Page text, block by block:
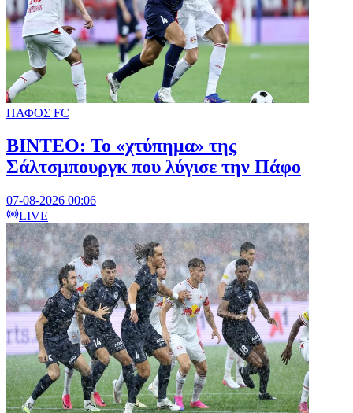
ΠΑΦΟΣ FC
ΒΙΝΤΕΟ: Το «χτύπημα» της
Σάλτσμπουργκ που λύγισε την Πάφο
07-08-2026 00:06
LIVE